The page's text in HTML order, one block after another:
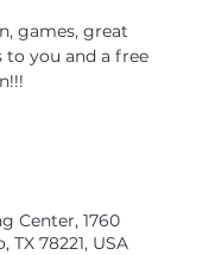
games, great
you and a free
Center, 1760
78221, USA